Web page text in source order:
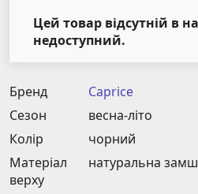
Цей товар відсутній в
недоступний.
Бренд
Caprice
Сезон
весна-літо
Колір
чорний
Матеріал
верху
натуральна